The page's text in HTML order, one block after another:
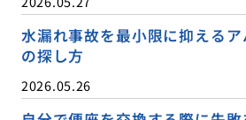
水漏れ事故を最小限に抑える
の探し方
2026.05.26